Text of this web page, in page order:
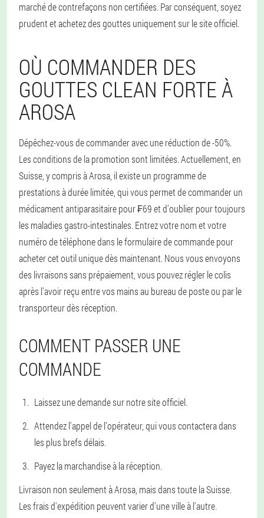
marché de contrefaçons non certifiées. Par conséquent, soyez
prudent et achetez des gouttes uniquement sur le site officiel.
OÙ COMMANDER DES
GOUTTES CLEAN FORTE À
AROSA
Dépêchez-vous de commander avec une réduction de -50%.
Les conditions de la promotion sont limitées. Actuellement, en
Suisse, y compris à Arosa, il existe un programme de
prestations à durée limitée, qui vous permet de commander un
médicament antiparasitaire pour ₣69 et d'oublier pour toujours
les maladies gastro-intestinales. Entrez votre nom et votre
numéro de téléphone dans le formulaire de commande pour
acheter cet outil unique dès maintenant. Nous vous envoyons
des livraisons sans prépaiement, vous pouvez régler le colis
après l'avoir reçu entre vos mains au bureau de poste ou par le
transporteur dès réception.
COMMENT PASSER UNE
COMMANDE
Laissez une demande sur notre site officiel.
Attendez l'appel de l'opérateur, qui vous contactera dans
les plus brefs délais.
Payez la marchandise à la réception.
Livraison non seulement à Arosa, mais dans toute la Suisse.
Les frais d'expédition peuvent varier d'une ville à l'autre.